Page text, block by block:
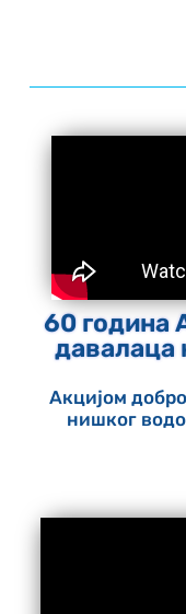
60 година
давалаца
Акцијом
нишког